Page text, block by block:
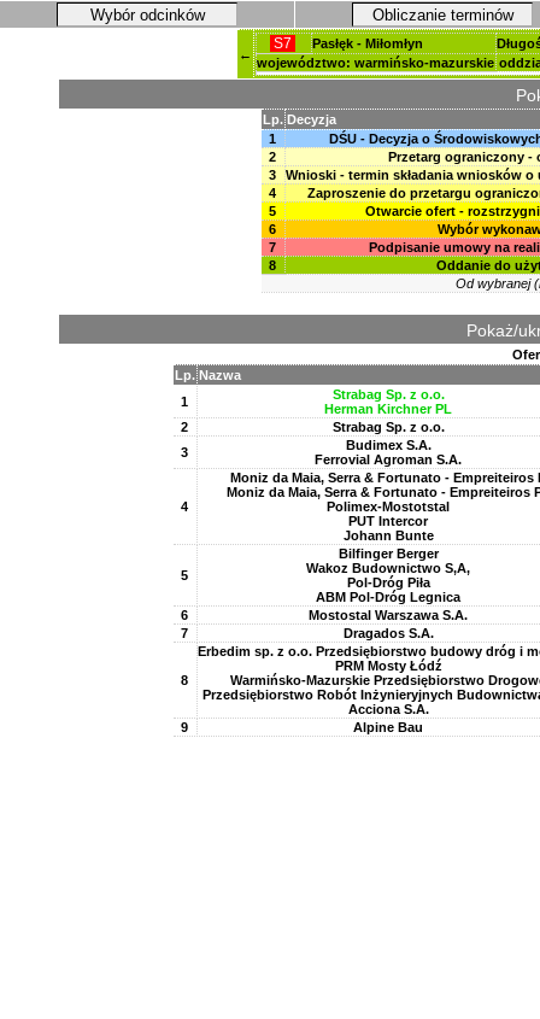
Wybór odcinków Obliczanie terminów
←
S7 Pasłęk - Miłomłyn
województwo: warmińsko-mazurskie
Lp. Decyzja
1
DŚU - Decyzja o
2
Przetarg ograniczony -
3
Wnioski - termin składania wniosków o
4
Zaproszenie do przetargu
5
Otwarcie ofert -
6
Wybór
7
Podpisanie umowy na
8
Oddanie do
Od wybranej
Pokaż/
Lp. Nazwa
1
Strabag Sp. z o.o.
Herman Kirchner PL
2
Strabag Sp. z o.o.
3
Budimex S.A.
Ferrovial Agroman S.A.
4
Moniz da Maia, Serra & Fortunato - Empreiteiros
Moniz da Maia, Serra & Fortunato - Empreiteiros
Polimex-Mostotstal
PUT Intercor
Johann Bunte
5
Bilfinger Berger
Wakoz Budownictwo S,A,
Pol-Dróg Piła
ABM Pol-Dróg Legnica
6
Mostostal Warszawa S.A.
7
Dragados S.A.
8
Erbedim sp. z o.o. Przedsiębiorstwo budowy dróg i
PRM Mosty Łódź
Warmińsko-Mazurskie Przedsiębiorstwo
Przedsiębiorstwo Robót Inżynieryjnych
Acciona S.A.
9
Alpine Bau